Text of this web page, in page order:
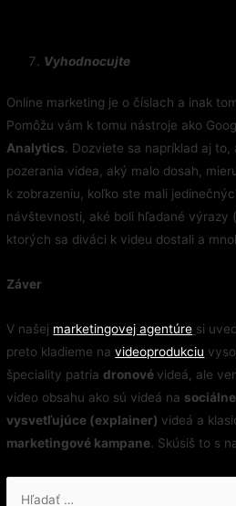
Vyhodnocujte
Online marketing je o číslach a inak
Pomôžu vám k tomu nástroje ako
Analytics. Dozviete sa napríklad aj to,
pozerania videa, aký malo dosah,
k zobrazeniu, koľko ste mali
návštevnosti, aké boli hľadané výrazy
ktorých sa diváci k videu dostali a
Záver
V našej marketingovej agentúre si
preto kladieme navideoprodukciu
špeciality patriadronové videá, ale
video obsahu ako sú videá na
vysvetľujúce (explainer) videá a
marketingové kampane. Skúsiš to s